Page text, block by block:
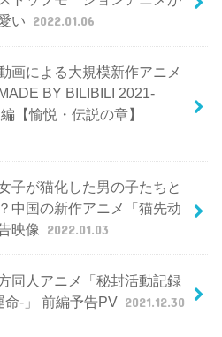
い 2022.01.06
画による大規模新作アニメ
BY BILIBILI 2021-
【愉悦・伝説の章】
子が猫化した男の子たちと
中国の新作アニメ「猫先动
映像
2022.01.03
同人アニメ「秘封活動記録
命-」 前編予告PV 2021.12.30